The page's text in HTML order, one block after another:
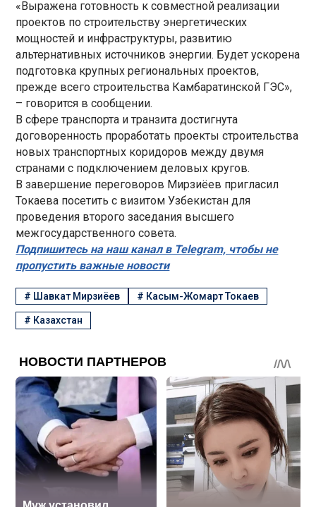
«Выражена готовность к совместной реализации
проектов по строительству энергетических
мощностей и инфраструктуры, развитию
альтернативных источников энергии. Будет ускорена
подготовка крупных региональных проектов,
прежде всего строительства Камбаратинской ГЭС»,
– говорится в сообщении.
В сфере транспорта и транзита достигнута
договоренность проработать проекты строительства
новых транспортных коридоров между двумя
странами с подключением деловых кругов.
В завершение переговоров Мирзиёев пригласил
Токаева посетить с визитом Узбекистан для
проведения второго заседания высшего
межгосударственного совета.
Подпишитесь на наш канал в Telegram, чтобы не
пропустить важные новости
# Шавкат Мирзиёев # Касым-Жомарт Токаев
# Казахстан